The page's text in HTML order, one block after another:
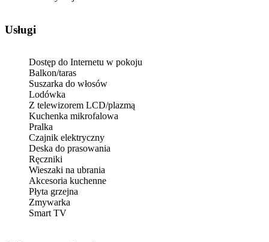
Usługi
Dostęp do Internetu w pokoju
Balkon/taras
Suszarka do włosów
Lodówka
Z telewizorem LCD/plazmą
Kuchenka mikrofalowa
Pralka
Czajnik elektryczny
Deska do prasowania
Ręczniki
Wieszaki na ubrania
Akcesoria kuchenne
Płyta grzejna
Zmywarka
Smart TV